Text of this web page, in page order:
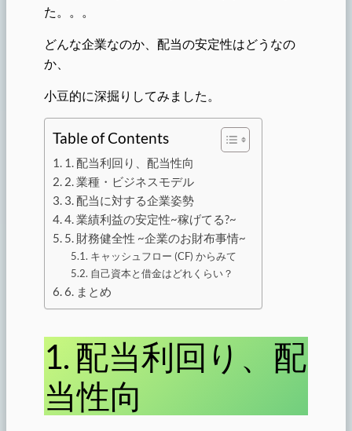
た。。。
どんな企業なのか、配当の安定性はどうなの
か、
小豆的に深掘りしてみました。
Table of Contents
1. 配当利回り、配当性向
2. 業種・ビジネスモデル
3. 配当に対する企業姿勢
4. 業績利益の安定性~稼げてる?~
5. 財務健全性 ~企業のお財布事情~
キャッシュフロー (CF) からみて
自己資本と借金はどれくらい？
6. まとめ
1. 配当利回り、配
当性向